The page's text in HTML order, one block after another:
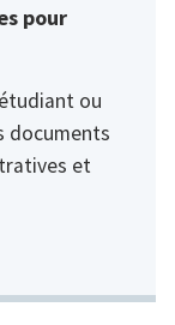
pour
ou
documents
et